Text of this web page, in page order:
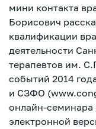
мини контакта
Борисович
квалификации
деятельности
терапевтов им.
событий 2014
и СЗФО
онлайн-семинара
электронной